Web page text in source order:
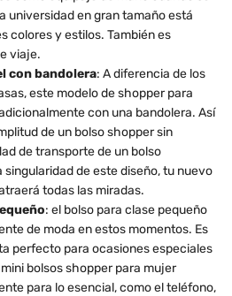
universidad en gran tamaño está
colores y estilos. También es
viaje.
con bandolera: A diferencia de los
este modelo de shopper para
con una bandolera. Así
de un bolso shopper sin
de transporte de un bolso
singularidad de este diseño, tu nuevo
todas las miradas.
: el bolso para clase pequeño
de moda en estos momentos. Es
perfecto para ocasiones especiales
bolsos shopper para mujer
para lo esencial, como el teléfono,